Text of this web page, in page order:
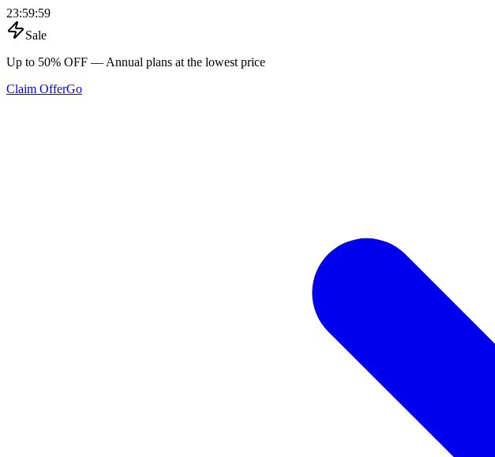
23:59:59
Sale
Up to 50% OFF — Annual plans at the lowest price
Claim OfferGo